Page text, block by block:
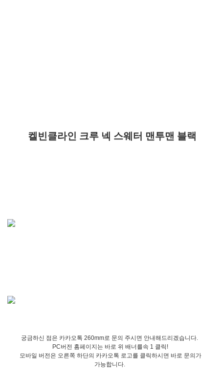
켈빈클라인 크루 넥 스웨터 맨투맨 블랙
궁금하신 점은 카카오톡 260mm로 문의 주시면 안내해드리겠습니다.
PC버전 홈페이지는 바로 위 배너를속 1 클릭!
모바일 버전은 오른쪽 하단의 카카오톡 로고를 클릭하시면 바로 문의가
가능합니다.